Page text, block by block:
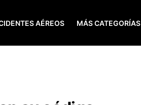
AÉREOS MÁS CATEGORÍAS